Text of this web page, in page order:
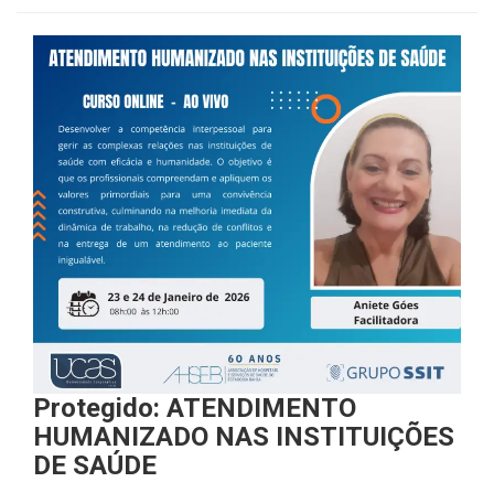
Protegido: ATENDIMENTO
HUMANIZADO NAS INSTITUIÇÕES
DE SAÚDE